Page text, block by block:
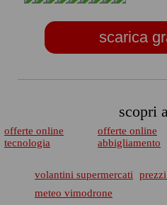
scarica
scopri
offerte online
tecnologia
offerte online
abbigliamento
volantini supermercati
meteo vimodrone